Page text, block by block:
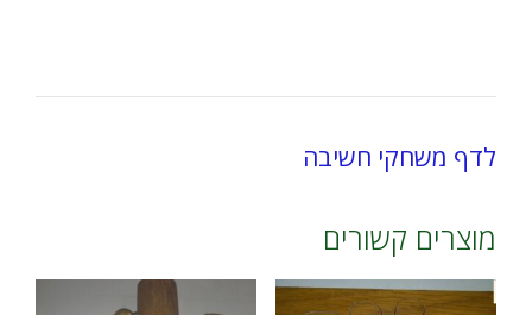
לדף משחקי חשיבה
מוצרים קשורים